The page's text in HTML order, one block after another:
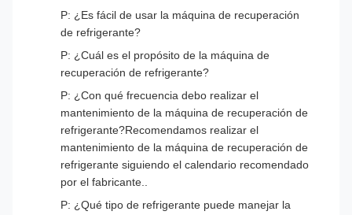
P: ¿Es fácil de usar la máquina de recuperación
de refrigerante?
P: ¿Cuál es el propósito de la máquina de
recuperación de refrigerante?
P: ¿Con qué frecuencia debo realizar el
mantenimiento de la máquina de recuperación de
refrigerante?Recomendamos realizar el
mantenimiento de la máquina de recuperación de
refrigerante siguiendo el calendario recomendado
por el fabricante..
P: ¿Qué tipo de refrigerante puede manejar la